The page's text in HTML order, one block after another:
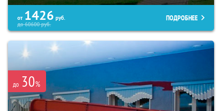
от 1426 руб.
до60600руб.
ПОДРОБНЕЕ
до 30%